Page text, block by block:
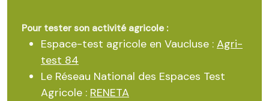
Pour tester son activité agricole :
Espace-test agricole en Vaucluse : Agri-
test 84
Le Réseau National des Espaces Test
Agricole : RENETA